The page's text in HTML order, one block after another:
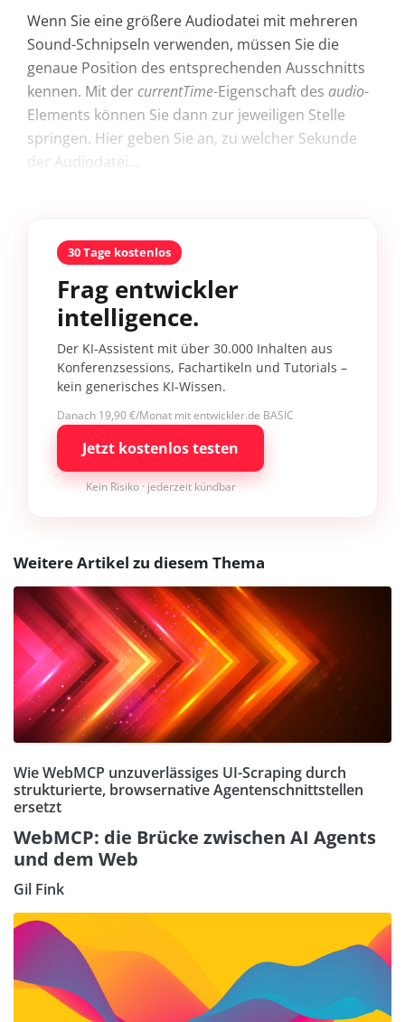
Wenn Sie eine größere Audiodatei mit mehreren
Sound-Schnipseln verwenden, müssen Sie die
genaue Position des entsprechenden Ausschnitts
kennen. Mit der currentTime-Eigenschaft des audio-
Elements können Sie dann zur jeweiligen Stelle
springen. Hier geben Sie an, zu welcher Sekunde
der Audiodatei...
30 Tage kostenlos
Frag entwickler
intelligence.
Der KI-Assistent mit über 30.000 Inhalten aus
Konferenzsessions, Fachartikeln und Tutorials –
kein generisches KI-Wissen.
Danach 19,90 €/Monat mit entwickler.de BASIC
Jetzt kostenlos testen
Kein Risiko · jederzeit kündbar
Weitere Artikel zu diesem Thema
Wie WebMCP unzuverlässiges UI-Scraping durch
strukturierte, browsernative Agentenschnittstellen
ersetzt
WebMCP: die Brücke zwischen AI Agents
und dem Web
Gil Fink